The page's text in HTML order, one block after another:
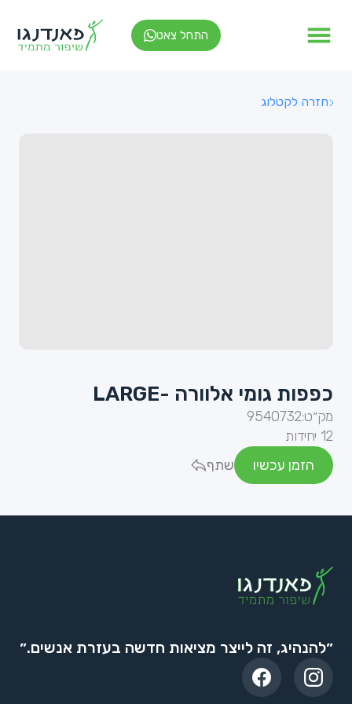
התחל צאט
חזרה לקטלוג
כפפות גומי אלוורה -LARGE
מק״ט:9540732
12 יחידות
הזמן עכשיו
שתף
״להנהיג, זה לייצר מציאות חדשה בעזרת אנשים.״